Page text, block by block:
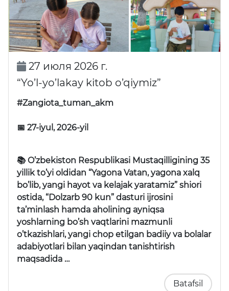
27 июля 2026 г.
“Yo’l-yo’lakay kitob o’qiymiz”
#Zangiota_tuman_akm
📅 27-iyul, 2026-yil
📚 O’zbekiston Respublikasi Mustaqilligining 35
yillik to’yi oldidan “Yagona Vatan, yagona xalq
bo’lib, yangi hayot va kelajak yaratamiz” shiori
ostida, “Dolzarb 90 kun” dasturi ijrosini
ta’minlash hamda aholining ayniqsa
yoshlarning bo’sh vaqtlarini mazmunli
o’tkazishlari, yangi chop etilgan badiiy va bolalar
adabiyotlari bilan yaqindan tanishtirish
maqsadida …
Batafsil